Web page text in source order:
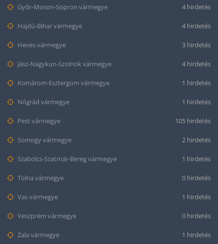
Győr-Moson-Sopron vármegye 4 hirdetés
Hajdú-Bihar vármegye 4 hirdetés
Heves vármegye 3 hirdetés
Jász-Nagykun-Szolnok vármegye 4 hirdetés
Komárom-Esztergom vármegye 1 hirdetés
Nógrád vármegye 1 hirdetés
Pest vármegye 105 hirdetés
Somogy vármegye 2 hirdetés
Szabolcs-Szatmár-Bereg vármegye 1 hirdetés
Tolna vármegye 0 hirdetés
Vas vármegye 1 hirdetés
Veszprém vármegye 0 hirdetés
Zala vármegye 1 hirdetés